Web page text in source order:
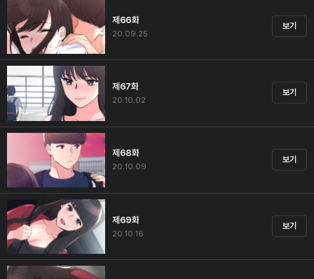
제66화
20.09.25
보기
제67화
20.10.02
보기
제68화
20.10.09
보기
제69화
20.10.16
보기